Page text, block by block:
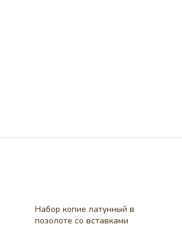
Набор копие латунный в
позолоте со вставками